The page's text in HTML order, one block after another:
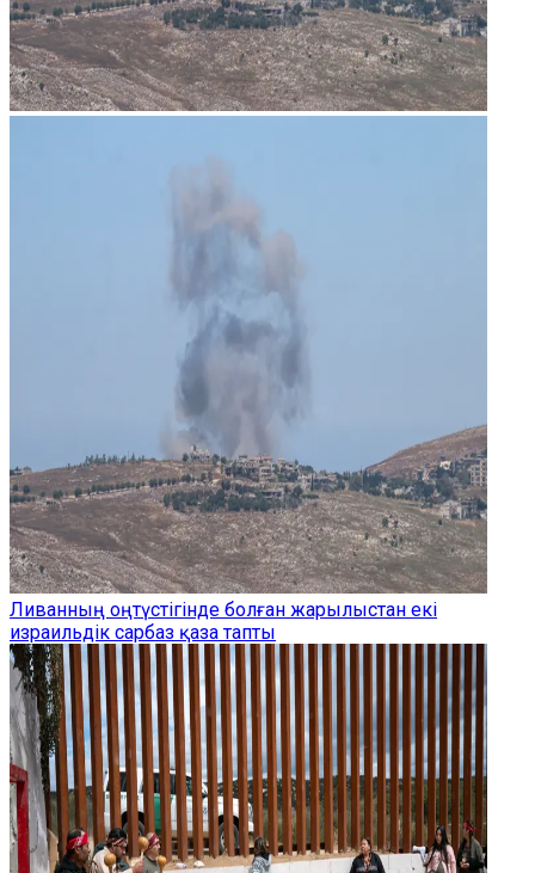
Ливанның оңтүстігінде болған жарылыстан екі
израильдік сарбаз қаза тапты